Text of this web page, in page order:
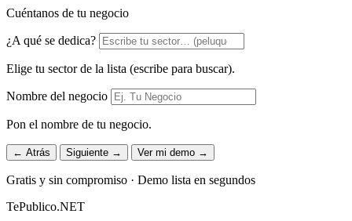
Cuéntanos de tu negocio
¿A qué se dedica?
Elige tu sector de la lista (escribe para buscar).
Nombre del negocio
Pon el nombre de tu negocio.
← Atrás Siguiente → Ver mi demo →
Gratis y sin compromiso · Demo lista en segundos
TePublico.NET